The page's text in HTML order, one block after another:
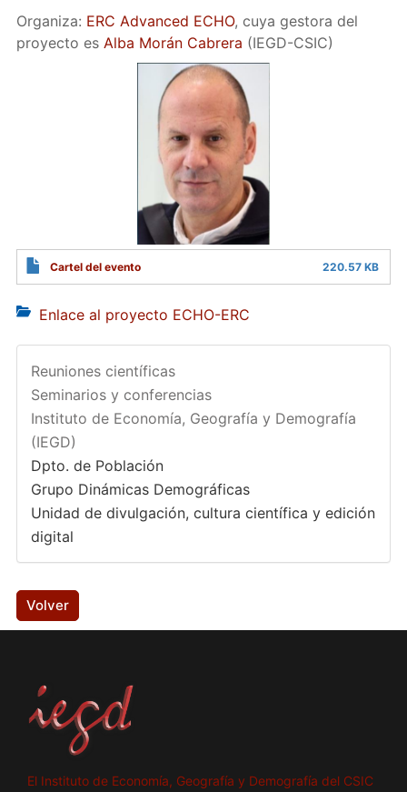
Organiza: ERC Advanced ECHO, cuya gestora del
proyecto es Alba Morán Cabrera (IEGD-CSIC)
Cartel del evento 220.57 KB
Enlace al proyecto ECHO-ERC
Reuniones científicas
Seminarios y conferencias
Instituto de Economía, Geografía y Demografía
(IEGD)
Dpto. de Población
Grupo Dinámicas Demográficas
Unidad de divulgación, cultura científica y edición
digital
Volver
El Instituto de Economía, Geografía y Demografía del CSIC